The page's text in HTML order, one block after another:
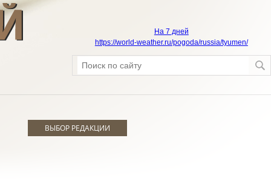
На 7 дней
https://world-weather.ru/pogoda/russia/tyumen/
ВЫБОР РЕДАКЦИИ